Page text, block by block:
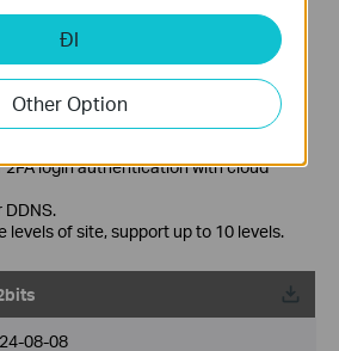
:
module.
custom alert.
management module.
and design tool module.
device maintenance and device
2FA login authentication with cloud
DDNS.
levels of site, support up to 10 levels.
Về
08-08
ĐI
Other Option